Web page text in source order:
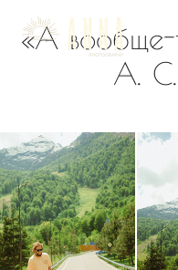
Лавстори с
«А вообще-
А.